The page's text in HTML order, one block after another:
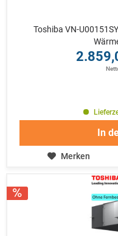
Toshiba VN-
In
Merken